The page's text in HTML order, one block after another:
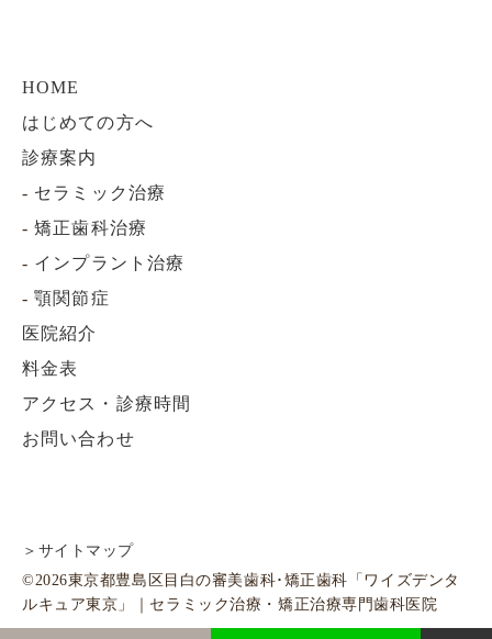
HOME
はじめての方へ
診療案内
- セラミック治療
-矯正歯科治療
- インプラント治療
-顎関節症
医院紹介
料金表
アクセス・診療時間
お問い合わせ
＞サイトマップ
©2026東京都豊島区目白の審美歯科･矯正歯科「ワイズデンタ
ルキュア東京」｜セラミック治療・矯正治療専門歯科医院